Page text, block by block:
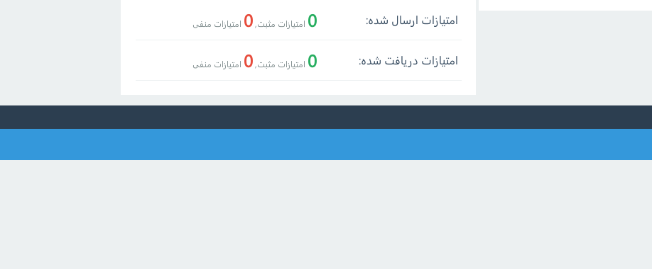
امتیازات ارسال شده: 0 امتیازات مثبت,0 امتیازات منفی
امتیازات دریافت شده: 0 امتیازات مثبت,0 امتیازات منفی